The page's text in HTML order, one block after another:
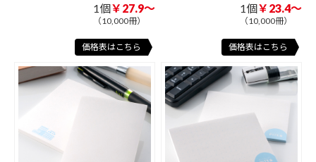
1個￥27.9～
（10,000冊）
価格表はこちら
1個￥23.4～
（10,000冊）
価格表はこちら